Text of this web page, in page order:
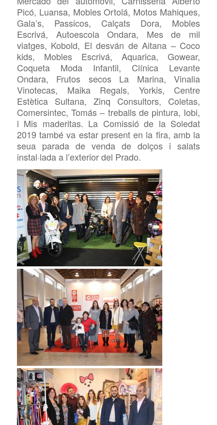
Picó, Luansa, Mobles Ortolá, Motos Mahiques,
Gala’s, Passicos, Calçats Dora, Mobles
Escrivá, Autoescola Ondara, Mes de mil
viatges, Kobold, El desván de Aitana – Coco
kids, Mobles Escrivá, Aquarica, Gowear,
Coqueta Moda Infantil, Clínica Levante
Ondara, Frutos secos La Marina, Vinalia
Vinotecas, Maika Regals, Yorkis, Centre
Estètica Sultana, Zinq Consultors, Coletas,
Comersintec, Tomás – treballs de pintura, Iobi,
i Mis maderitas. La Comissió de la Soledat
2019 també va estar present en la fira, amb la
seua parada de venda de dolços i salats
instal·lada a l’exterior del Prado.